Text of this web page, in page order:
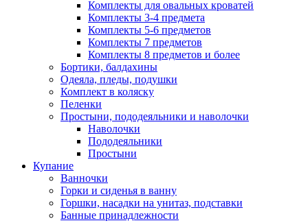
Комплекты для овальных кроватей
Комплекты 3-4 предмета
Комплекты 5-6 предметов
Комплекты 7 предметов
Комплекты 8 предметов и более
Бортики, балдахины
Одеяла, пледы, подушки
Комплект в коляску
Пеленки
Простыни, пододеяльники и наволочки
Наволочки
Пододеяльники
Простыни
Купание
Ванночки
Горки и сиденья в ванну
Горшки, насадки на унитаз, подставки
Банные принадлежности